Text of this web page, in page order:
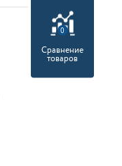
0
Сравнение
товаров